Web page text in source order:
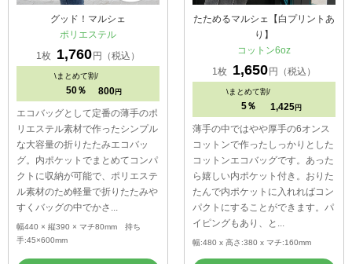
グッド！マルシェ
ポリエステル
1枚
1,760円（税込）
\まとめて割/
50％ 800 円
エコバッグとして定番の薄手のポ
リエステル素材で作ったシンプル
な大容量の折りたたみエコバッ
グ。内ポケットでまとめてコンパ
クトに収納が可能で、ポリエステ
ル素材のため軽量で折りたたみや
すくバッグの中でかさ...
幅440 × 縦390 × マチ80mm 持ち
手:45×600mm
たためるマルシェ【白プリントあ
り】
コットン6oz
1枚
1,650円（税込）
\まとめて割/
5％ 1,425 円
薄手の中ではやや厚手の6オンス
コットンで作ったしっかりとした
コットンエコバッグです。あった
ら嬉しい内ポケット付き。おりた
たんで内ポケットに入れればコン
パクトにすることができます。パ
イピングもあり、と...
幅:480 x 高さ:380 x マチ:160mm